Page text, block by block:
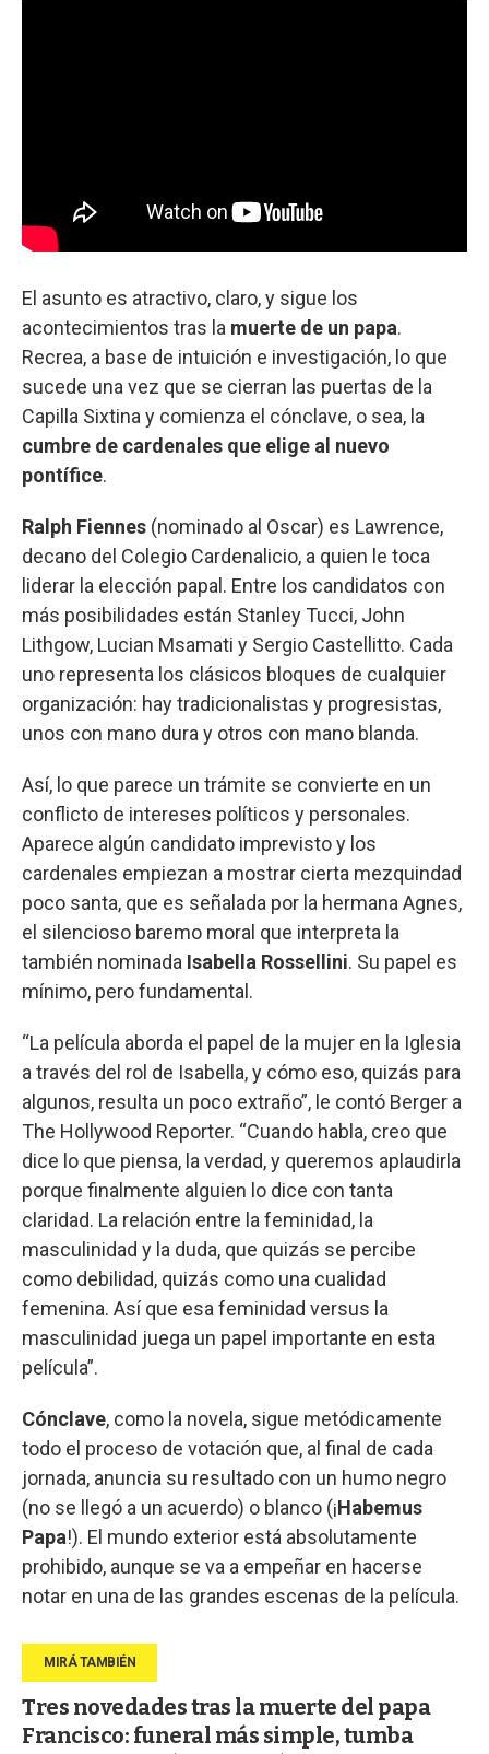
El asunto es atractivo, claro, y sigue los
acontecimientos tras la muerte de un papa.
Recrea, a base de intuición e investigación, lo que
sucede una vez que se cierran las puertas de la
Capilla Sixtina y comienza el cónclave, o sea, la
cumbre de cardenales que elige al nuevo
pontífice.
Ralph Fiennes (nominado al Oscar) es Lawrence,
decano del Colegio Cardenalicio, a quien le toca
liderar la elección papal. Entre los candidatos con
más posibilidades están Stanley Tucci, John
Lithgow, Lucian Msamati y Sergio Castellitto. Cada
uno representa los clásicos bloques de cualquier
organización: hay tradicionalistas y progresistas,
unos con mano dura y otros con mano blanda.
Así, lo que parece un trámite se convierte en un
conflicto de intereses políticos y personales.
Aparece algún candidato imprevisto y los
cardenales empiezan a mostrar cierta mezquindad
poco santa, que es señalada por la hermana Agnes,
el silencioso baremo moral que interpreta la
también nominada Isabella Rossellini. Su papel es
mínimo, pero fundamental.
“La película aborda el papel de la mujer en la Iglesia
a través del rol de Isabella, y cómo eso, quizás para
algunos, resulta un poco extraño”, le contó Berger a
The Hollywood Reporter. “Cuando habla, creo que
dice lo que piensa, la verdad, y queremos aplaudirla
porque finalmente alguien lo dice con tanta
claridad. La relación entre la feminidad, la
masculinidad y la duda, que quizás se percibe
como debilidad, quizás como una cualidad
femenina. Así que esa feminidad versus la
masculinidad juega un papel importante en esta
película”.
Cónclave, como la novela, sigue metódicamente
todo el proceso de votación que, al final de cada
jornada, anuncia su resultado con un humo negro
(no se llegó a un acuerdo) o blanco (¡Habemus
Papa!). El mundo exterior está absolutamente
prohibido, aunque se va a empeñar en hacerse
notar en una de las grandes escenas de la película.
Tres novedades tras la muerte del papa
Francisco: funeral más simple, tumba